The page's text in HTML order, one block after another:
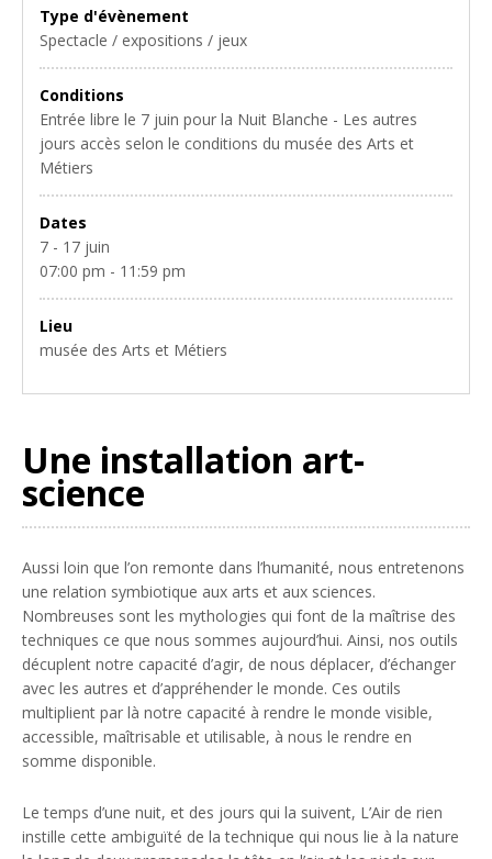
Type d'évènement
Spectacle / expositions / jeux
Conditions
Entrée libre le 7 juin pour la Nuit Blanche - Les autres
jours accès selon le conditions du musée des Arts et
Métiers
Dates
7 - 17 juin
07:00 pm - 11:59 pm
Lieu
musée des Arts et Métiers
Une installation art-
science
Aussi loin que l’on remonte dans l’humanité, nous entretenons
une relation symbiotique aux arts et aux sciences.
Nombreuses sont les mythologies qui font de la maîtrise des
techniques ce que nous sommes aujourd’hui. Ainsi, nos outils
décuplent notre capacité d’agir, de nous déplacer, d’échanger
avec les autres et d’appréhender le monde. Ces outils
multiplient par là notre capacité à rendre le monde visible,
accessible, maîtrisable et utilisable, à nous le rendre en
somme disponible.
Le temps d’une nuit, et des jours qui la suivent, L’Air de rien
instille cette ambiguïté de la technique qui nous lie à la nature